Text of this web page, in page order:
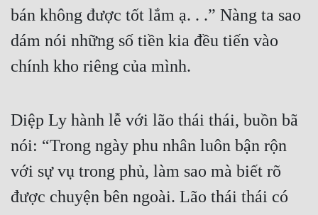
bán không được tốt lắm ạ. . .” Nàng ta sao
dám nói những số tiền kia đều tiến vào
chính kho riêng của mình.
Diệp Ly hành lễ với lão thái thái, buồn bã
nói: “Trong ngày phu nhân luôn bận rộn
với sự vụ trong phủ, làm sao mà biết rõ
được chuyện bên ngoài. Lão thái thái có